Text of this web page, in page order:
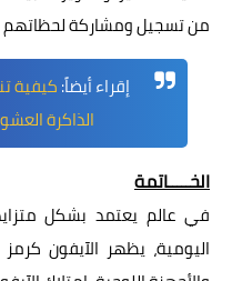
من تسجيل ومشاركة لحظاتهم
إقراء أيضاً:كيفية
الذاكرة
الخـــــاتمة
في عالم يعتمد بشكل
اليومية، يظهر الآيفون